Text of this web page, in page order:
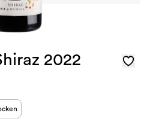
2022